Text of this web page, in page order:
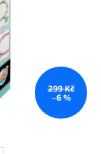
299 Kč
–6 %